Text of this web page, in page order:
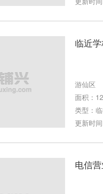
临近
游仙区
面积：
类型：
更新时
电信